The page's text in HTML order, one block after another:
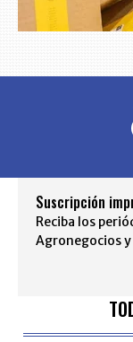
Suscripción
Reciba los
Agronegocios